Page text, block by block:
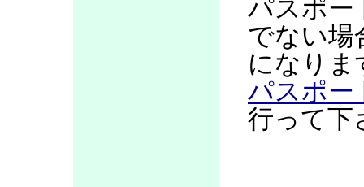
パスポー
でない場
になりま
パスポー
行って下